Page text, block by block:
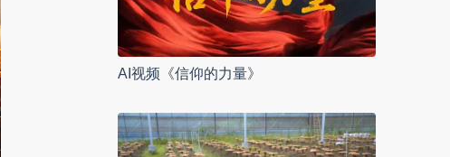
AI视频《信仰的力量》